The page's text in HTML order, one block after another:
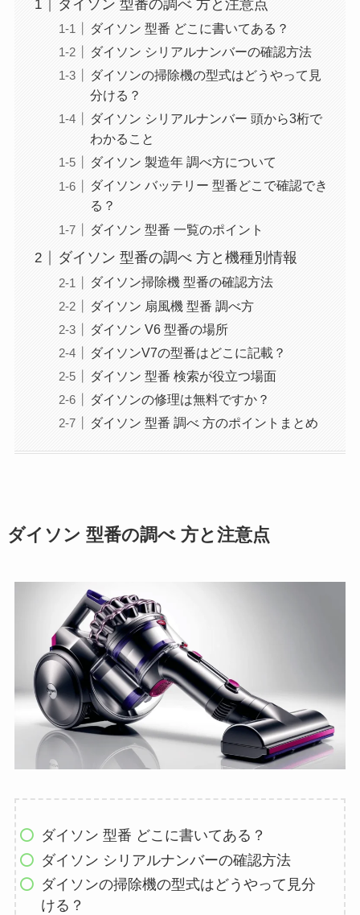
ダイソン 型番の調べ 方と注意点
ダイソン 型番 どこに書いてある？
ダイソン シリアルナンバーの確認方法
ダイソンの掃除機の型式はどうやって見
分ける？
ダイソン シリアルナンバー 頭から3桁で
わかること
ダイソン 製造年 調べ方について
ダイソン バッテリー 型番どこで確認でき
る？
ダイソン 型番 一覧のポイント
ダイソン 型番の調べ 方と機種別情報
ダイソン掃除機 型番の確認方法
ダイソン 扇風機 型番 調べ方
ダイソン V6 型番の場所
ダイソンV7の型番はどこに記載？
ダイソン 型番 検索が役立つ場面
ダイソンの修理は無料ですか？
ダイソン 型番 調べ 方のポイントまとめ
ダイソン 型番の調べ 方と注意点
ダイソン 型番 どこに書いてある？
ダイソン シリアルナンバーの確認方法
ダイソンの掃除機の型式はどうやって見分
ける？